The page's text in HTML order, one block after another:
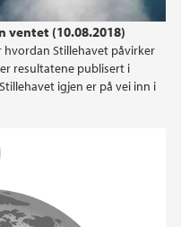
ventet (10.08.2018)
hvordan Stillehavet påvirker
resultatene publisert i
igjen er på vei inn i